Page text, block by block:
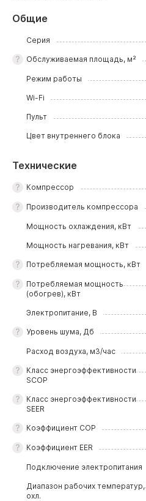
Общие
Серия
Обслуживаемая площадь, м²
Режим работы
Wi-Fi
Пульт
Цвет внутреннего блока
Технические
Компрессор
Производитель компрессора
Мощность охлаждения, кВт
Мощность нагревания, кВт
Потребляемая мощность, кВт
Потребляемая мощность
(обогрев), кВт
Электропитание, В
Уровень шума, Дб
Расход воздуха, м3/час
Класс энергоэффективности
SCOP
Класс энергоэффективности
SEER
Коэффициeнт COP
Коэффициeнт EER
Подключение электропитания
Диапазон рабочих температур,
охл.